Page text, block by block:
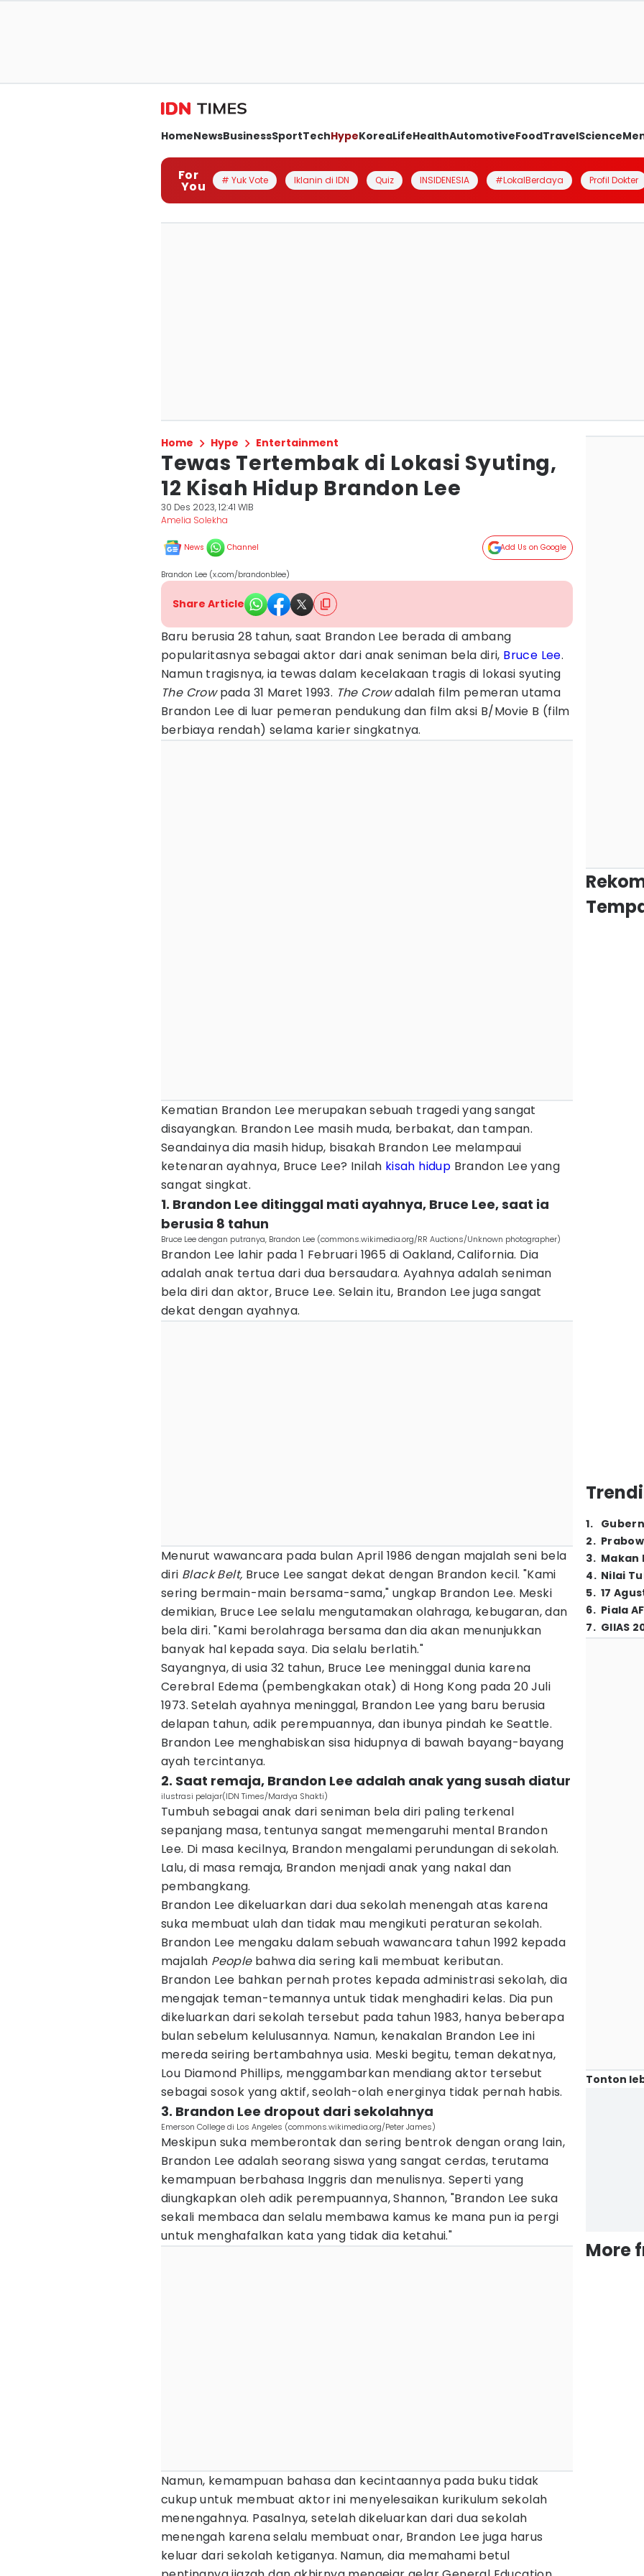
HomeNewsBusinessSportTechHypeKoreaLifeHealthAutomotiveFoodTravelScience
For
You # Yuk Vote Iklanin di IDN Quiz INSIDENESIA #LokalBerdaya Profil Dokter
Home Hype Entertainment
Tewas Tertembak di Lokasi Syuting,
12 Kisah Hidup Brandon Lee
30 Des 2023, 12:41 WIB
Amelia Solekha
News Channel Add Us on Google
Brandon Lee (x.com/brandonblee)
Share Article
Baru berusia 28 tahun, saat Brandon Lee berada di ambang
popularitasnya sebagai aktor dari anak seniman bela diri, Bruce Lee.
Namun tragisnya, ia tewas dalam kecelakaan tragis di lokasi syuting
The Crowpada 31 Maret 1993. The Crowadalah film pemeran utama
Brandon Lee di luar pemeran pendukung dan film aksi B/Movie B (film
berbiaya rendah) selama karier singkatnya.
Kematian Brandon Lee merupakan sebuah tragedi yang sangat
disayangkan. Brandon Lee masih muda, berbakat, dan tampan.
Seandainya dia masih hidup, bisakah Brandon Lee melampaui
ketenaran ayahnya, Bruce Lee? Inilah kisah hidup Brandon Lee yang
sangat singkat.
1. Brandon Lee ditinggal mati ayahnya, Bruce Lee, saat ia
berusia 8 tahun
Bruce Lee dengan putranya, Brandon Lee (commons.wikimedia.org/RR Auctions/Unknown photographer)
Brandon Lee lahir pada 1 Februari 1965 di Oakland, California. Dia
adalah anak tertua dari dua bersaudara. Ayahnya adalah seniman
bela diri dan aktor, Bruce Lee. Selain itu, Brandon Lee juga sangat
dekat dengan ayahnya.
Menurut wawancara pada bulan April 1986 dengan majalah seni bela
diri Black Belt, Bruce Lee sangat dekat dengan Brandon kecil. "Kami
sering bermain-main bersama-sama," ungkap Brandon Lee. Meski
demikian, Bruce Lee selalu mengutamakan olahraga, kebugaran, dan
bela diri. "Kami berolahraga bersama dan dia akan menunjukkan
banyak hal kepada saya. Dia selalu berlatih."
Sayangnya, di usia 32 tahun, Bruce Lee meninggal dunia karena
Cerebral Edema (pembengkakan otak) di Hong Kong pada 20 Juli
1973. Setelah ayahnya meninggal, Brandon Lee yang baru berusia
delapan tahun, adik perempuannya, dan ibunya pindah ke Seattle.
Brandon Lee menghabiskan sisa hidupnya di bawah bayang-bayang
ayah tercintanya.
2. Saat remaja, Brandon Lee adalah anak yang susah diatur
ilustrasi pelajar(IDN Times/Mardya Shakti)
Tumbuh sebagai anak dari seniman bela diri paling terkenal
sepanjang masa, tentunya sangat memengaruhi mental Brandon
Lee. Di masa kecilnya, Brandon mengalami perundungan di sekolah.
Lalu, di masa remaja, Brandon menjadi anak yang nakal dan
pembangkang.
Brandon Lee dikeluarkan dari dua sekolah menengah atas karena
suka membuat ulah dan tidak mau mengikuti peraturan sekolah.
Brandon Lee mengaku dalam sebuah wawancara tahun 1992 kepada
majalah Peoplebahwa dia sering kali membuat keributan.
Brandon Lee bahkan pernah protes kepada administrasi sekolah, dia
mengajak teman-temannya untuk tidak menghadiri kelas. Dia pun
dikeluarkan dari sekolah tersebut pada tahun 1983, hanya beberapa
bulan sebelum kelulusannya. Namun, kenakalan Brandon Lee ini
mereda seiring bertambahnya usia. Meski begitu, teman dekatnya,
Lou Diamond Phillips, menggambarkan mendiang aktor tersebut
sebagai sosok yang aktif, seolah-olah energinya tidak pernah habis.
3. Brandon Lee dropout dari sekolahnya
Emerson College di Los Angeles (commons.wikimedia.org/Peter James)
Meskipun suka memberontak dan sering bentrok dengan orang lain,
Brandon Lee adalah seorang siswa yang sangat cerdas, terutama
kemampuan berbahasa Inggris dan menulisnya. Seperti yang
diungkapkan oleh adik perempuannya, Shannon, "Brandon Lee suka
sekali membaca dan selalu membawa kamus ke mana pun ia pergi
untuk menghafalkan kata yang tidak dia ketahui."
Namun, kemampuan bahasa dan kecintaannya pada buku tidak
cukup untuk membuat aktor ini menyelesaikan kurikulum sekolah
menengahnya. Pasalnya, setelah dikeluarkan dari dua sekolah
menengah karena selalu membuat onar, Brandon Lee juga harus
keluar dari sekolah ketiganya. Namun, dia memahami betul
1.
2.
3. Makan
4. Nilai
5. 17
6. Piala
7. GIIAS
Tonton
More